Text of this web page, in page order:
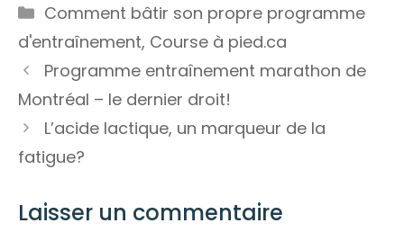
Catégories
Comment bâtir son propre programme
d'entraînement, Course à pied.ca
Programme entraînement marathon de
Montréal – le dernier droit!
L’acide lactique, un marqueur de la
fatigue?
Laisser un commentaire